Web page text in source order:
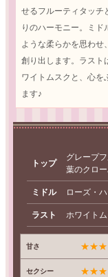
せるフルーティタッチ
りのハーモニー。ミ
ような柔らかを思わせ
創り出します。ラスト
ワイトムスクと、心を
ます♪
トップ
グレープ
葉のクロ
ミドル ローズ・
ラスト ホワイト
甘さ
セクシー